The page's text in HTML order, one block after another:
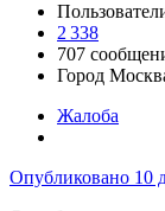
2 338
707
Город
Жалоба
Опубликовано 10